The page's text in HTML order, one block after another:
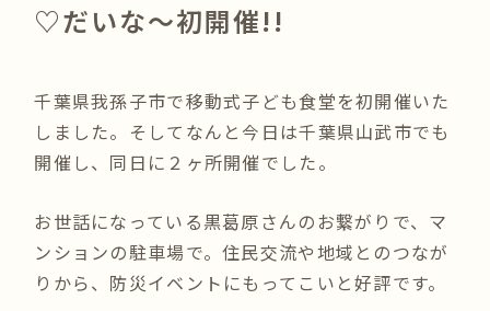
♡だいな〜初開催!!
千葉県我孫子市で移動式子ども食堂を初開催いた
しました。そしてなんと今日は千葉県山武市でも
開催し、同日に２ヶ所開催でした。
お世話になっている黒葛原さんのお繋がりで、マ
ンションの駐車場で。住民交流や地域とのつなが
りから、防災イベントにもってこいと好評です。